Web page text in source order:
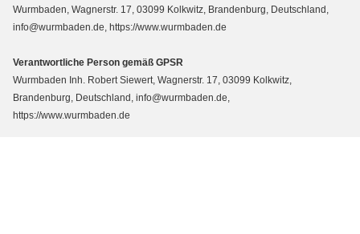
Wurmbaden, Wagnerstr. 17, 03099 Kolkwitz, Brandenburg, Deutschland,
info@wurmbaden.de, https://www.wurmbaden.de
Verantwortliche Person gemäß GPSR
Wurmbaden Inh. Robert Siewert, Wagnerstr. 17, 03099 Kolkwitz,
Brandenburg, Deutschland, info@wurmbaden.de,
https://www.wurmbaden.de